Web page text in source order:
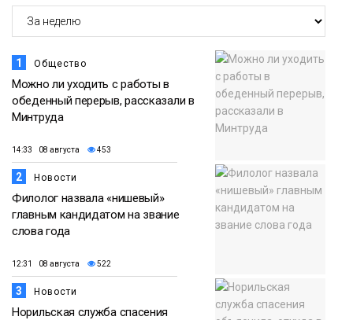
1 Общество
Можно ли уходить с работы в
обеденный перерыв, рассказали в
Минтруда
14:33 08 августа 453
2 Новости
Филолог назвала «нишевый»
главным кандидатом на звание
слова года
12:31 08 августа 522
3 Новости
Норильская служба спасения